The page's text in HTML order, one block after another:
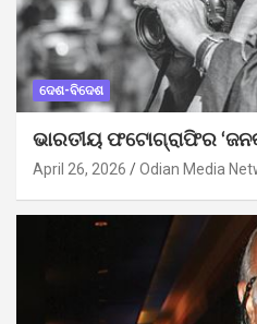
ଦେଶ-ବିଦେଶ
ଭାରତୀୟ ଫଟୋଗ୍ରାଫିର
April 26, 2026 Odian Media